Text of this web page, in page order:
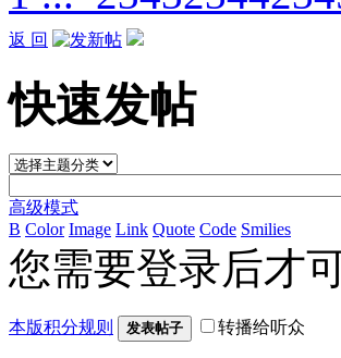
返 回
快速发帖
高级模式
B Color Image Link Quote Code Smilies
您需要登录后才
本版积分规则 发表帖子 转播给听众